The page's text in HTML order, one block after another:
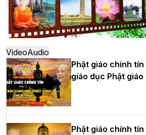
Hà Nội: Ngày tu học cuối cùng
khóa sinh hoạt Phật pháp mùa hè
thứ XIV tại chùa Bằng
Học yêu thương trong ngày tu tập
tư của Khóa sinh hoạt Phật pháp
hè tại chùa Bằng
VideoAudio
Phật giáo chính tín
giáo dục Phật giáo
Phật giáo chính tín